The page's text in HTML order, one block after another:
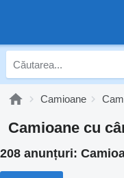
Camioane
Camioane cu
208 anunțuri: